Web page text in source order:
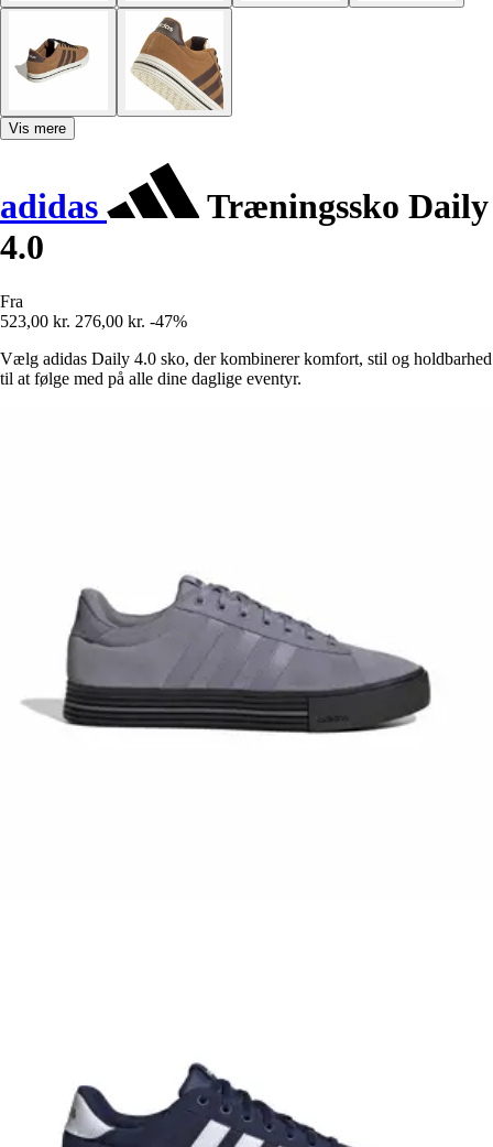
Vis mere
adidas
Træningssko Daily
4.0
Fra
523,00 kr. 276,00 kr. -47%
Vælg adidas Daily 4.0 sko, der kombinerer komfort, stil og holdbarhed
til at følge med på alle dine daglige eventyr.